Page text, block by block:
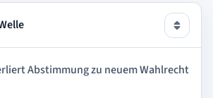
Abstimmung zu neuem Wahlrecht